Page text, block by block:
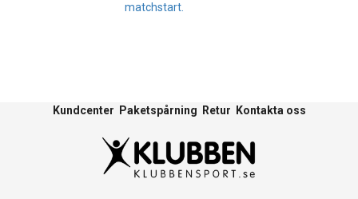
matchstart.
Kundcenter Paketspårning Retur Kontakta oss